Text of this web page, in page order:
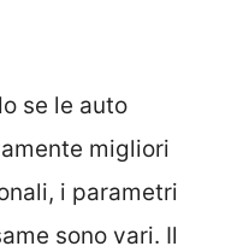
se le auto
migliori
i parametri
sono vari. Il